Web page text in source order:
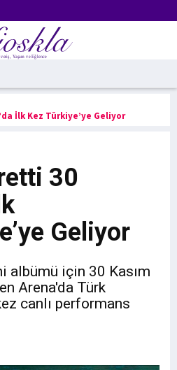
İlk Kez Türkiye’ye Geliyor
30
Geliyor
albümü için 30 Kasım
Arena'da Türk
canlı performans